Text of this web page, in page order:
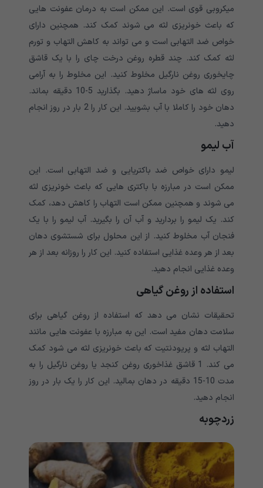
میکروبی قوی است. این ممکن است به درمان عفونت هایی
که باعث خونریزی لثه می شوند کمک کند. همچنین دارای
خواص ضد التهابی است و می تواند به کاهش التهاب و تورم
لثه کمک کند. چند قطره روغن درخت چای را با یک قاشق
چایخوری روغن نارگیل مخلوط کنید. این مخلوط را به آرامی
روی لثه های خود ماساژ دهید. بگذارید 5-10 دقیقه بماند.
دهان خود را کاملا با آب بشویید. این کار را 2 بار در روز انجام
دهید.
آب لیمو
لیمو دارای خواص ضد باکتریایی و ضد التهابی است. این
ممکن است در مبارزه با باکتری هایی که باعث خونریزی لثه
می شوند و همچنین ممکن است التهاب را کاهش دهد، کمک
کند. یک لیمو را بردارید و آب آن را بگیرید. آب لیمو را با یک
فنجان آب مخلوط کنید. از این محلول برای شستشوی دهان
بعد از هر وعده غذایی استفاده کنید. این کار را روزانه بعد از هر
وعده غذایی انجام دهید.
استفاده از روغن گیاهی
تحقیقات نشان می دهد که استفاده از روغن گیاهی برای
سلامت دهان مفید است. این به مبارزه با عفونت هایی مانند
التهاب لثه و پریودنتیت که باعث خونریزی لثه می شود کمک
می کند. 1 قاشق غذاخوری روغن کنجد یا روغن نارگیل را به
مدت 10-15 دقیقه در دهان بمالید. این کار را یک بار در روز
انجام دهید.
زردچوبه